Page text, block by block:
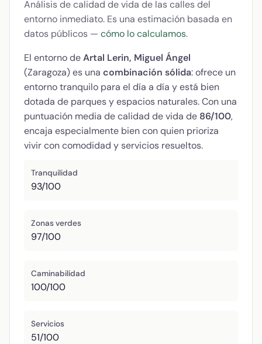
Análisis de calidad de vida de las calles del
entorno inmediato. Es una estimación basada en
datos públicos — cómo lo calculamos.
El entorno deArtal Lerin, Miguel Ángel
(Zaragoza) es una combinación sólida: ofrece un
entorno tranquilo para el día a día y está bien
dotada de parques y espacios naturales. Con una
puntuación media de calidad de vida de 86/100,
encaja especialmente bien con quien prioriza
vivir con comodidad y servicios resueltos.
Tranquilidad
93/100
Zonas verdes
97/100
Caminabilidad
100/100
Servicios
51/100